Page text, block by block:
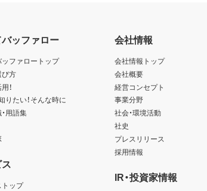
ッファロー
ファロートップ
方
！
りたい！そんな時に
用語集
ップ
会社情報
会社情報トップ
会社概要
経営コンセプト
事業分野
社会・環境活動
社史
プレスリリース
採用情報
IR・投資家情報